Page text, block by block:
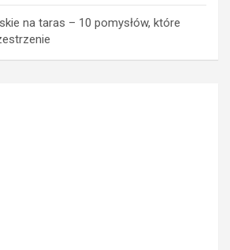
na taras – 10 pomysłów, które